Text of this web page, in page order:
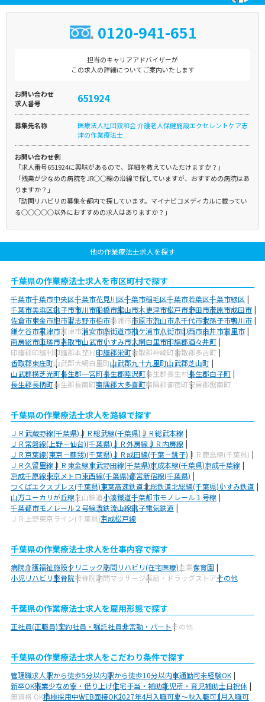
0120-941-651
担当のキャリアアドバイザーが
この求人の詳細についてご案内いたします
お問い合わせ
求人番号
651924
募集先名称
医療法人社団双和会 介護老人保健施設エクセレントケア志
津の作業療法士
お問い合わせ例
「求人番号651924に興味があるので、詳細を教えていただけますか？」
「残業が少なめの病院をJR○○線の沿線で探していますが、おすすめの病院はあ
りますか？」
「訪問リハビリの募集を都内で探しています。マイナビコメディカルに載ってい
る○○○○○以外におすすめの求人はありますか？」
他の作業療法士求人を探す
千葉県の作業療法士求人を市区町村で探す
千葉市千葉市中央区千葉市花見川区千葉市稲毛区千葉市若葉区千葉市緑区
千葉市美浜区銚子市市川市船橋市館山市木更津市松戸市野田市茂原市成田市
佐倉市東金市旭市習志野市柏市勝浦市市原市流山市八千代市我孫子市鴨川市
鎌ケ谷市君津市富津市浦安市四街道市袖ケ浦市八街市印西市白井市富里市
南房総市匝瑳市香取市山武市いすみ市大網白里市印旛郡酒々井町
印旛郡印旛村印旛郡本埜村印旛郡栄町香取郡神崎町香取郡多古町
香取郡東庄町山武郡大網白里町山武郡九十九里町山武郡芝山町
山武郡横芝光町長生郡一宮町長生郡睦沢町長生郡長生村長生郡白子町
長生郡長柄町長生郡長南町夷隅郡大多喜町夷隅郡御宿町安房郡鋸南町
千葉県の作業療法士求人を路線で探す
ＪＲ武蔵野線(千葉県)ＪＲ総武線(千葉県)ＪＲ総武本線
ＪＲ常磐線(上野－仙台)(千葉県)ＪＲ外房線ＪＲ内房線
ＪＲ京葉線(東京－蘇我)(千葉県)ＪＲ成田線(千葉－銚子) ＪＲ鹿島線(千葉県)
ＪＲ久留里線ＪＲ東金線東武野田線(千葉県)京成本線(千葉県)京成千葉線
京成千原線東京メトロ東西線(千葉県)都営新宿線(千葉県)
つくばエクスプレス(千葉県)東葉高速鉄道北総鉄道北総線(千葉県)いすみ鉄道
山万ユーカリが丘線芝山鉄道小湊鐵道千葉都市モノレール１号線
千葉都市モノレール２号線流鉄流山線銚子電気鉄道
ＪＲ上野東京ライン(千葉県)京成松戸線
千葉県の作業療法士求人を仕事内容で探す
病院介護福祉施設クリニック訪問リハビリ(在宅医療)企業保育園
小児リハビリ整骨院接骨院訪問マッサージ薬局・ドラッグストアその他
千葉県の作業療法士求人を雇用形態で探す
正社員(正職員)契約社員・嘱託社員非常勤・パートその他
千葉県の作業療法士求人をこだわり条件で探す
管理職求人駅から徒歩5分以内駅から徒歩10分以内車通勤可未経験OK
新卒OK残業少なめ寮・借り上げ住宅手当・補助託児所・育児補助土日祝休
無資格 OK積極採用中WEB面接OK2027年4月入職可夏～秋入職可1月入職可